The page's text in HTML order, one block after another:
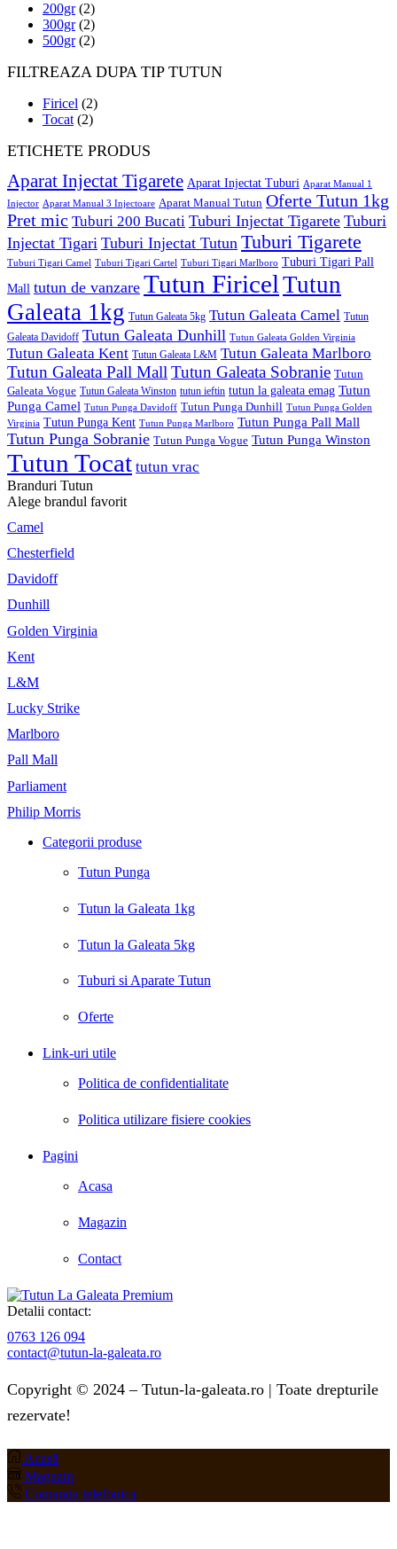
200gr (2)
300gr (2)
500gr (2)
FILTREAZA DUPA TIP TUTUN
Firicel (2)
Tocat (2)
ETICHETE PRODUS
Aparat Injectat Tigarete Aparat Injectat Tuburi Aparat Manual 1
Injector Aparat Manual 3 Injectoare Aparat Manual Tutun Oferte Tutun 1kg
Pret mic Tuburi 200 Bucati Tuburi Injectat Tigarete Tuburi
Injectat Tigari Tuburi Injectat Tutun Tuburi Tigarete
Tuburi Tigari Camel Tuburi Tigari Cartel Tuburi Tigari Marlboro Tuburi Tigari Pall
Mall tutun de vanzare Tutun Firicel Tutun
Galeata 1kg Tutun Galeata 5kg Tutun Galeata Camel Tutun
Galeata Davidoff Tutun Galeata Dunhill Tutun Galeata Golden Virginia
Tutun Galeata Kent Tutun Galeata L&M Tutun Galeata Marlboro
Tutun Galeata Pall Mall Tutun Galeata Sobranie Tutun
Galeata Vogue Tutun Galeata Winston tutun ieftin tutun la galeata emag Tutun
Punga Camel Tutun Punga Davidoff Tutun Punga Dunhill Tutun Punga Golden
Virginia Tutun Punga Kent Tutun Punga Marlboro Tutun Punga Pall Mall
Tutun Punga Sobranie Tutun Punga Vogue Tutun Punga Winston
Tutun Tocat tutun vrac
Branduri Tutun
Alege brandul favorit
Camel
Chesterfield
Davidoff
Dunhill
Golden Virginia
Kent
L&M
Lucky Strike
Marlboro
Pall Mall
Parliament
Philip Morris
Categorii produse
Tutun Punga
Tutun la Galeata 1kg
Tutun la Galeata 5kg
Tuburi si Aparate Tutun
Oferte
Link-uri utile
Politica de confidentialitate
Politica utilizare fisiere cookies
Pagini
Acasa
Magazin
Contact
Detalii contact:
0763 126 094
contact@tutun-la-galeata.ro
Copyright © 2024 – Tutun-la-galeata.ro | Toate drepturile
rezervate!
Acasă
Magazin
Comanda telefonica